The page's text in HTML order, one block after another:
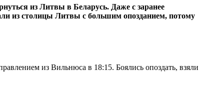
из Литвы в Беларусь. Даже с заранее
из столицы Литвы с большим опозданием, потому
из Вильнюса в 18:15. Боялись опоздать, взяли